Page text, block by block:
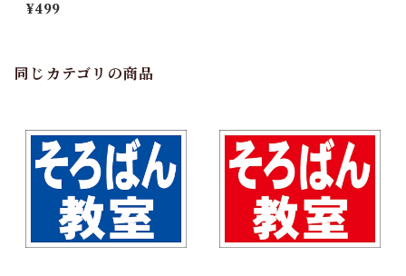
ル・教室・塾】
¥499
同じカテゴリの商品